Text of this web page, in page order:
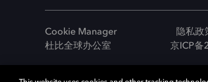
Cookie Manager 隐私政
杜比全球办公室
京ICP